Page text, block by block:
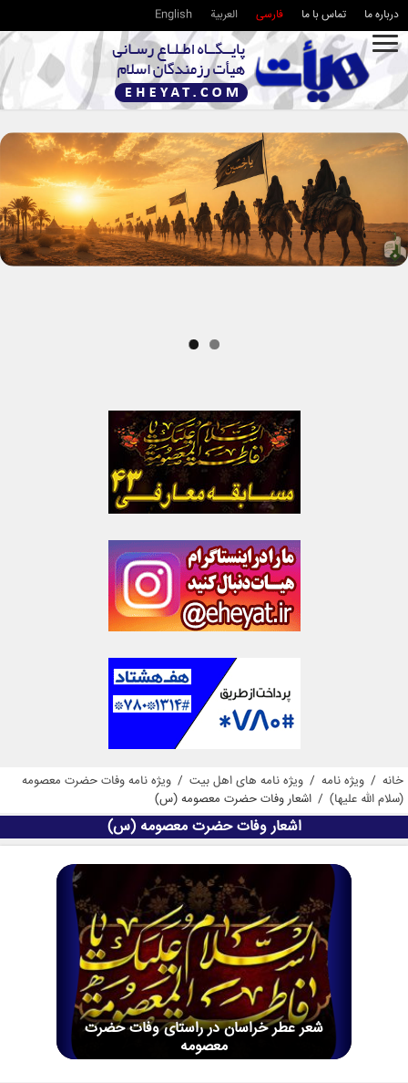
درباره ما تماس با ما فارسی العربية English
خانه / ویژه نامه / ویژه نامه های اهل بیت / ویژه نامه وفات حضرت معصومه
(سلام الله علیها) / اشعار وفات حضرت معصومه (س)
اشعار وفات حضرت معصومه (س)
شعر عطر خراسان در راستای وفات حضرت
معصومه